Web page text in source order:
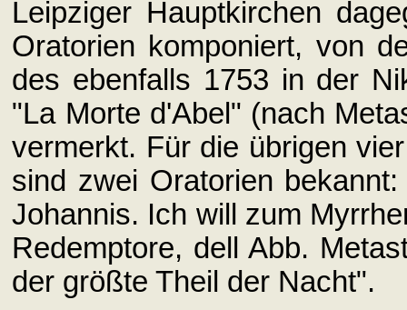
Leipziger Hauptkirchen
Oratorien komponiert, von
des ebenfalls 1753 in der
"La Morte d'Abel" (nach
vermerkt. Für die übrigen
sind zwei Oratorien
Johannis. Ich will zum
Redemptore, dell Abb.
der größte Theil der Nacht".